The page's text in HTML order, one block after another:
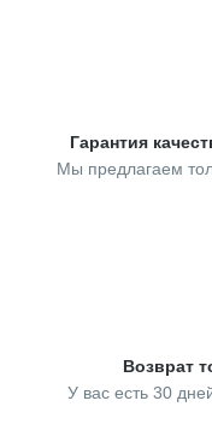
Гарантия
Мы предлагаем
Возврат
У вас есть 30